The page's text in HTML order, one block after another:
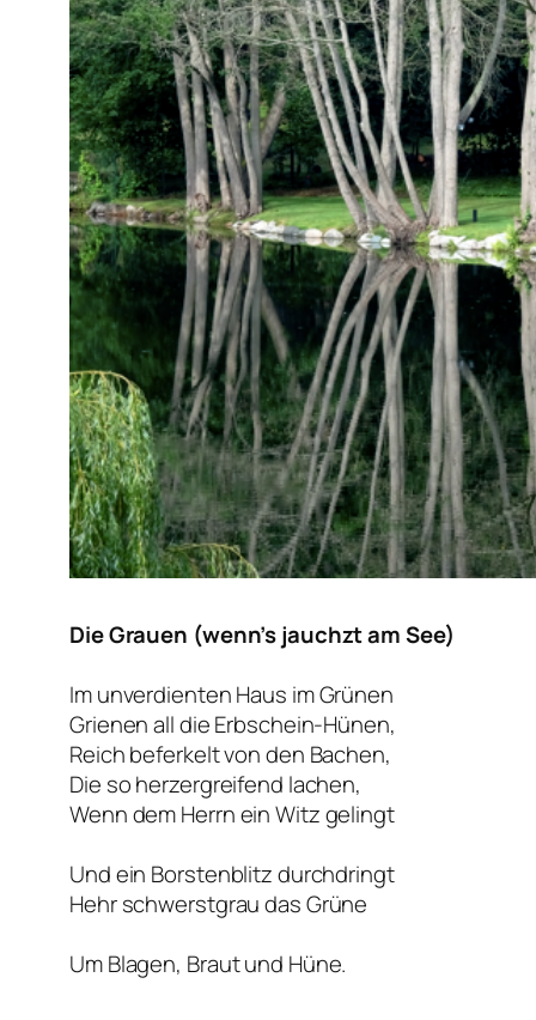
Die Grauen (wenn’s jauchzt am See)
Im unverdienten Haus im Grünen
Grienen all die Erbschein-Hünen,
Reich beferkelt von den Bachen,
Die so herzergreifend lachen,
Wenn dem Herrn ein Witz gelingt
Und ein Borstenblitz durchdringt
Hehr schwerstgrau das Grüne
Um Blagen, Braut und Hüne.